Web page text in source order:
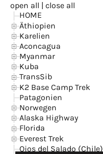
open all
close all
HOME
Äthiopien
Karelien
Aconcagua
Myanmar
Kuba
TransSib
K2 Base Camp Trek
Patagonien
Norwegen
Alaska Highway
Florida
Everest Trek
Ojos del Salado (Chile)